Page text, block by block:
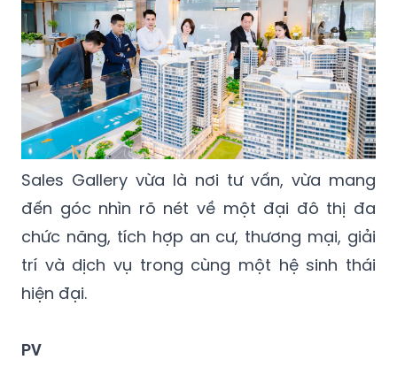
Sales Gallery vừa là nơi tư vấn, vừa mang
đến góc nhìn rõ nét về một đại đô thị đa
chức năng, tích hợp an cư, thương mại, giải
trí và dịch vụ trong cùng một hệ sinh thái
hiện đại.
PV